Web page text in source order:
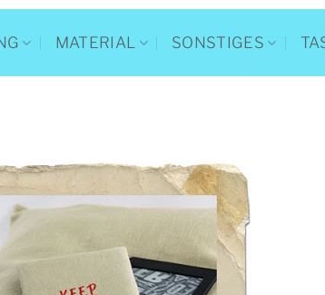
MATERIAL SONSTIGES